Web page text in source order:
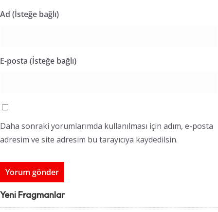
Ad (İsteğe bağlı)
E-posta (İsteğe bağlı)
Daha sonraki yorumlarımda kullanılması için adım, e-posta
adresim ve site adresim bu tarayıcıya kaydedilsin.
Yeni Fragmanlar